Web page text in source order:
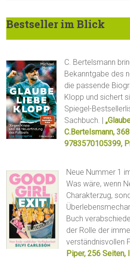
Bestseller im Blick
C. Bertelsmann
Bekanntgabe des
die passende
Klopp und sichert
Spiegel-
Sachbuch. |
C.Bertelsmann,
9783570105399,
Neue Nummer 1
Was wäre, wenn
Charakterzug,
Buch
der Rolle der
verständnisvollen
Piper, 256 Seiten,